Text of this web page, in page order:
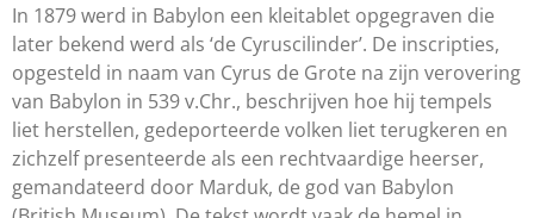
In 1879 werd in Babylon een kleitablet opgegraven die
later bekend werd als ‘de Cyruscilinder’. De inscripties,
opgesteld in naam van Cyrus de Grote na zijn verovering
van Babylon in 539 v.Chr., beschrijven hoe hij tempels
liet herstellen, gedeporteerde volken liet terugkeren en
zichzelf presenteerde als een rechtvaardige heerser,
gemandateerd door Marduk, de god van Babylon